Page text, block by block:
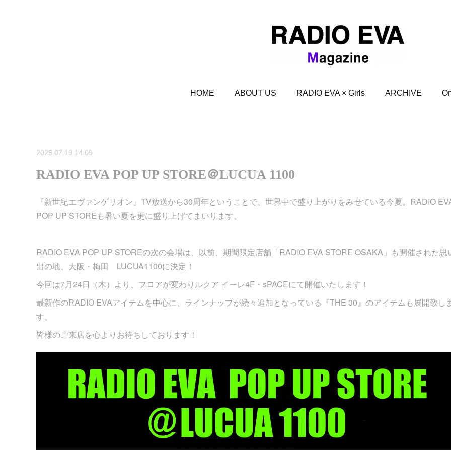
HOME ABOUT US RADIO EVA × Girls ARCHIVE
2025.07.19 14:09
RADIO EVA POP UP STORE＠LUCUA 1100
『新世紀エヴァンゲリオン』TV放送から30周年ということで、世界中で盛り上がりをみせている今夏。RADIO
POP UP STOREも暑い夏を更に盛り上げてまいります。
RADIO EVA POP UP STOREの次の会場は、以前、期間限定店舗「RADIO EVA STORE OSAKA」も開催された思
出の地、大阪・梅田 LUCUA1100に決定！
今回は7月24日（木）より、フロアが変わりルクア イーレ4F・sPACEにて開催いたします！
最新作のRADIO EVAアイテムを中心に、ラインナップが続々追加となっている『THE 30』のアイテムも展開致し
す。
皆様のご来店を心よりお待ちしております！